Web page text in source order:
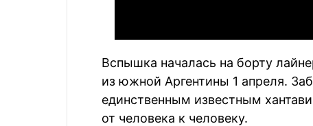
Вспышка началась на борту
из южной Аргентины 1 апреля.
единственным известным
от человека к человеку.